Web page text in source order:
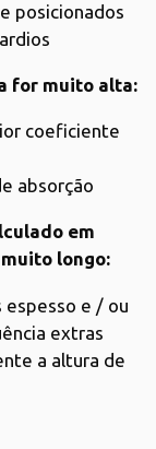
posicionados
for muito alta:
coeficiente
absorção
em
longo:
e / ou
extras
a altura de